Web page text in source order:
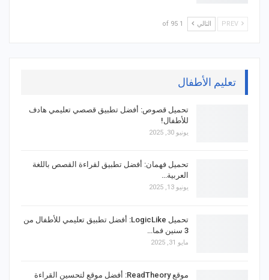
التالي 1 of 95
تعليم الأطفال
تحميل قصوص: أفضل تطبيق قصصي تعليمي هادف
للأطفال!
يونيو 30, 2025
تحميل فهمان: أفضل تطبيق لقراءة القصص باللغة
العربية…
يونيو 13, 2025
تحميل LogicLike: أفضل تطبيق تعليمي للأطفال من
3 سنين فما…
مايو 31, 2025
موقع ReadTheory: أفضل موقع لتحسين القراءة